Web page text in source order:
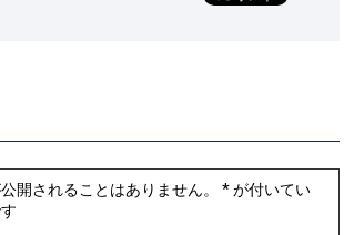
開されることはありません。 *が付いてい